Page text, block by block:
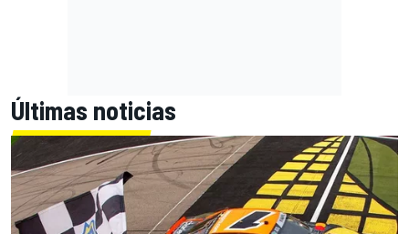
Últimas noticias